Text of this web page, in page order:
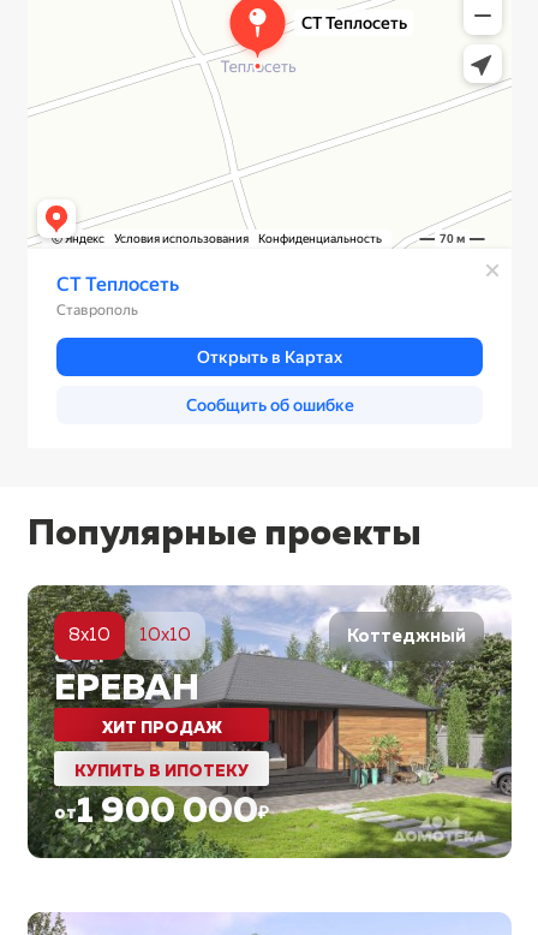
Популярные проекты
Коттеджный
8x10 10x10
80м²
ЕРЕВАН
ХИТ ПРОДАЖ
КУПИТЬ В ИПОТЕКУ
от1 900 000₽
5
5